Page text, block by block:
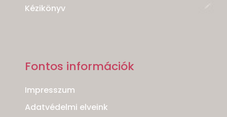
Kézikönyv
Fontos információk
Impresszum
Adatvédelmi elveink